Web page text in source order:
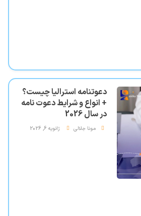
دعوتنامه استرالیا چیست؟
+ انواع و شرایط دعوت نامه
در سال 2026
مونا جلالی ژانویه 6, 2026